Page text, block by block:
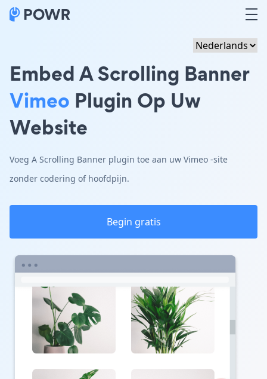
Embed A Scrolling Banner
Vimeo Plugin Op Uw
Website
Voeg A Scrolling Banner plugin toe aan uw Vimeo -site
zonder codering of hoofdpijn.
Begin gratis